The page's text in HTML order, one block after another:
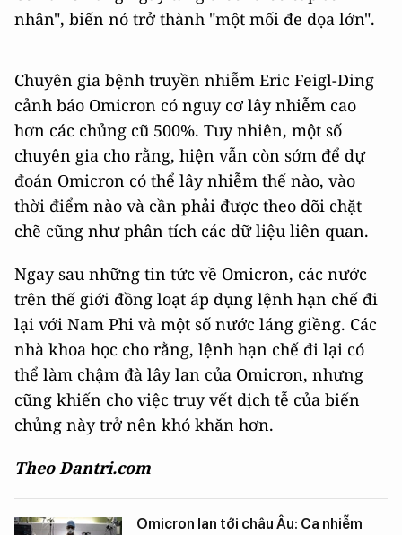
nhân", biến nó trở thành "một mối đe dọa lớn".
Chuyên gia bệnh truyền nhiễm Eric Feigl-Ding
cảnh báo Omicron có nguy cơ lây nhiễm cao
hơn các chủng cũ 500%. Tuy nhiên, một số
chuyên gia cho rằng, hiện vẫn còn sớm để dự
đoán Omicron có thể lây nhiễm thế nào, vào
thời điểm nào và cần phải được theo dõi chặt
chẽ cũng như phân tích các dữ liệu liên quan.
Ngay sau những tin tức về Omicron, các nước
trên thế giới đồng loạt áp dụng lệnh hạn chế đi
lại với Nam Phi và một số nước láng giềng. Các
nhà khoa học cho rằng, lệnh hạn chế đi lại có
thể làm chậm đà lây lan của Omicron, nhưng
cũng khiến cho việc truy vết dịch tễ của biến
chủng này trở nên khó khăn hơn.
Theo Dantri.com
Omicron lan tới châu Âu: Ca nhiễm